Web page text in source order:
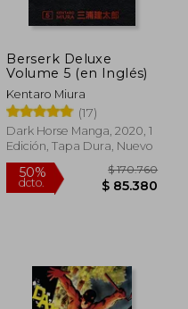
Berserk Deluxe
Volume 5 (en Inglés)
Kentaro Miura
(17)
Dark Horse Manga, 2020, 1
Edición, Tapa Dura, Nuevo